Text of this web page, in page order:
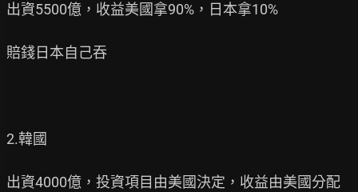
出資5500億，收益美國拿90%，日本拿10%
賠錢日本自己吞
2.韓國
出資4000億，投資項目由美國決定，收益由美國分配